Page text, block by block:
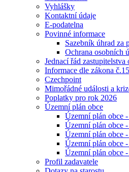
Vyhlášky
Kontaktní údaje
E-podatelna
Povinné informace
Sazebník úhrad za
Ochrana osobních
Jednací řád zastupitelstva
Informace dle zákona
Czechpoint
Mimořádné události a
Poplatky pro rok 2026
Územní plán obce
Územní plán obce
Územní plán obce
Územní plán obce
Územní plán obce
Územní plán obce
Profil zadavatele